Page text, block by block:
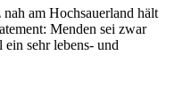
am Hochsauerland hält
Menden sei zwar
sehr lebens- und